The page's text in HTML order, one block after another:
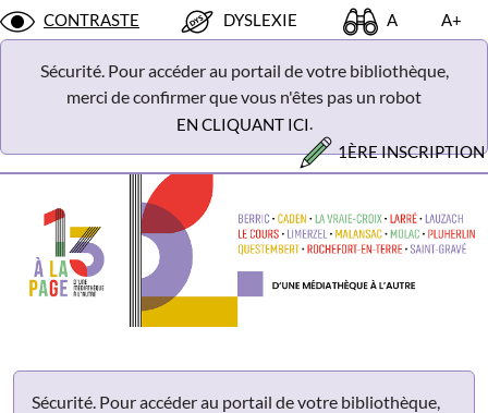
CONTRASTE DYSLEXIE A A+
Sécurité. Pour accéder au portail de votre bibliothèque,
merci de confirmer que vous n'êtes pas un robot
EN CLIQUANT ICI.
1ÈRE INSCRIPTION
Sécurité. Pour accéder au portail de votre bibliothèque,
Panneau de gestion des cookies